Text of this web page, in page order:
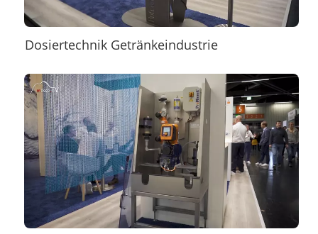
Dosiertechnik Getränkeindustrie